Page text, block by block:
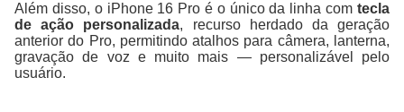
Além disso, o iPhone 16 Pro é o único da linha com tecla
de ação personalizada, recurso herdado da geração
anterior do Pro, permitindo atalhos para câmera, lanterna,
gravação de voz e muito mais — personalizável pelo
usuário.